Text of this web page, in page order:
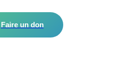
Faire un don